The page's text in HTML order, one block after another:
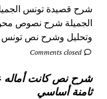
وتحليل وشرح نص تونس
Comments closed
شرح نص كانت أماله
ثامنة أساسي